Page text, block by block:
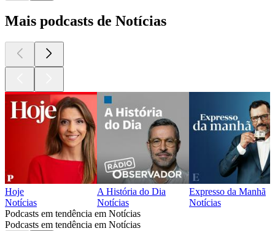
Mais podcasts de Notícias
Hoje
Notícias
A História do Dia
Notícias
Expresso da Manhã
Notícias
Podcasts em tendência em Notícias
Podcasts em tendência em Notícias